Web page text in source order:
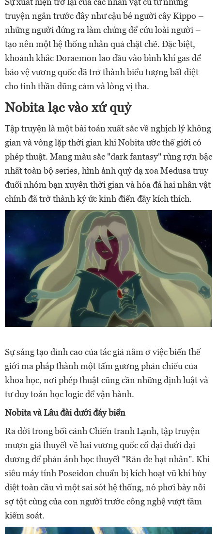
truyện ngắn trước đây như cậu bé người cây Kippo –
những người đứng ra làm chứng để cứu loài người –
tạo nên một hệ thống nhân quả chặt chẽ. Đặc biệt,
khoảnh khắc Doraemon lao đầu vào bình khí gas để
bảo vệ vương quốc đã trở thành biểu tượng bất diệt
cho tinh thần dũng cảm và lòng vị tha.
Nobita lạc vào xứ quỷ
Tập truyện là một bài toán xuất sắc về nghịch lý không
gian và vòng lặp thời gian khi Nobita ước thế giới có
phép thuật. Mang màu sắc "dark fantasy" rùng rợn bậc
nhất toàn bộ series, hình ảnh quỷ dạ xoa Medusa truy
đuổi nhóm bạn xuyên thời gian và hóa đá hai nhân vật
chính đã trở thành ký ức kinh điển đầy kích thích.
Sự sáng tạo đỉnh cao của tác giả nằm ở việc biến thế
giới ma pháp thành một tấm gương phản chiếu của
khoa học, nơi phép thuật cũng cần những định luật và
tư duy toán học logic để vận hành.
Nobita và Lâu đài dưới đáy biển
Ra đời trong bối cảnh Chiến tranh Lạnh, tập truyện
mượn giả thuyết về hai vương quốc cổ đại dưới đại
dương để phản ánh học thuyết "Răn đe hạt nhân". Khi
siêu máy tính Poseidon chuẩn bị kích hoạt vũ khí hủy
diệt toàn cầu vì một sai sót hệ thống, nó phơi bày nỗi
sợ tột cùng của con người trước công nghệ vượt tầm
kiểm soát.